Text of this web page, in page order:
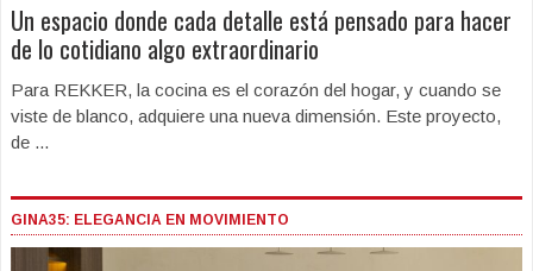
Un espacio donde cada detalle está pensado para hacer
de lo cotidiano algo extraordinario
Para REKKER, la cocina es el corazón del hogar, y cuando se
viste de blanco, adquiere una nueva dimensión. Este proyecto,
de ...
GINA35: ELEGANCIA EN MOVIMIENTO